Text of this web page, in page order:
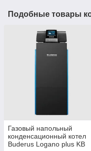
Подобные товары
Газовый напольный
конденсационный котел
Buderus Logano plus KB